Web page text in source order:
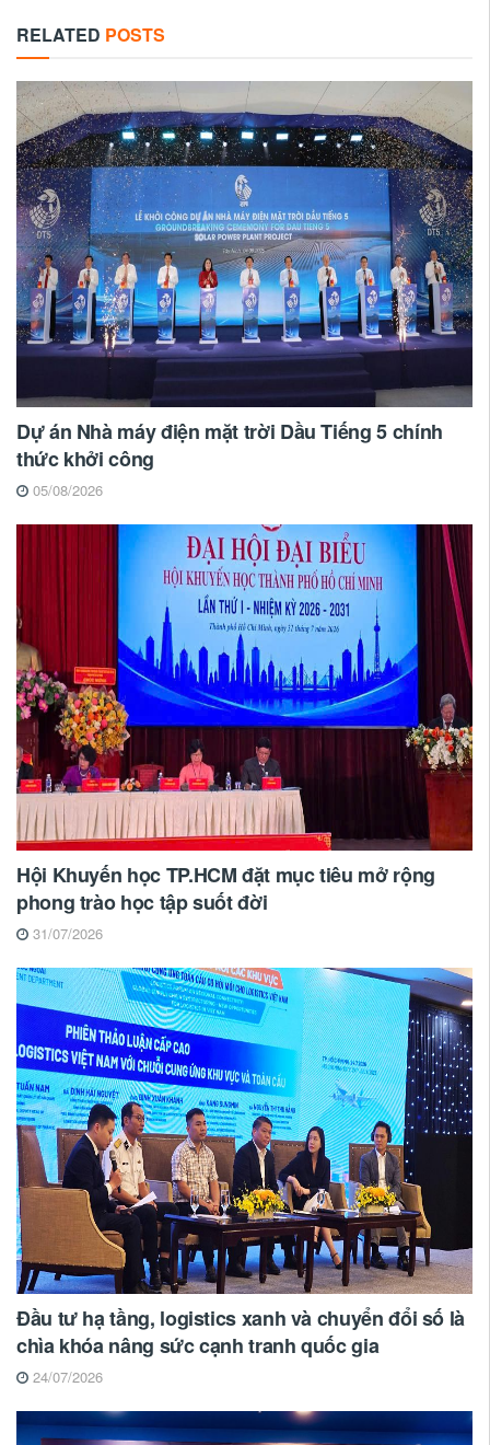
RELATED POSTS
Dự án Nhà máy điện mặt trời Dầu Tiếng 5 chính
thức khởi công
05/08/2026
Hội Khuyến học TP.HCM đặt mục tiêu mở rộng
phong trào học tập suốt đời
31/07/2026
Đầu tư hạ tầng, logistics xanh và chuyển đổi số là
chìa khóa nâng sức cạnh tranh quốc gia
24/07/2026